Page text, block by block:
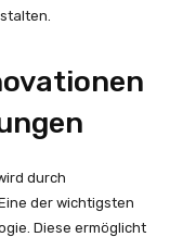
durch
der wichtigsten
Diese ermöglicht